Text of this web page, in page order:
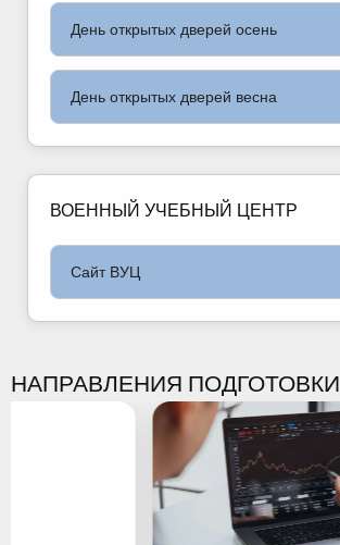
День открытых дверей осень
День открытых дверей весна
ВОЕННЫЙ УЧЕБНЫЙ ЦЕНТР
Сайт ВУЦ
НАПРАВЛЕНИЯ ПОДГОТОВКИ